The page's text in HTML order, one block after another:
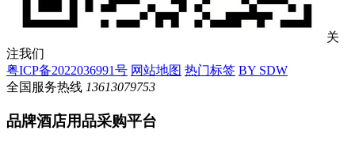
关
注我们
粤ICP备2022036991号 网站地图 热门标签 BY SDW
全国服务热线 13613079753
品牌酒店用品采购平台